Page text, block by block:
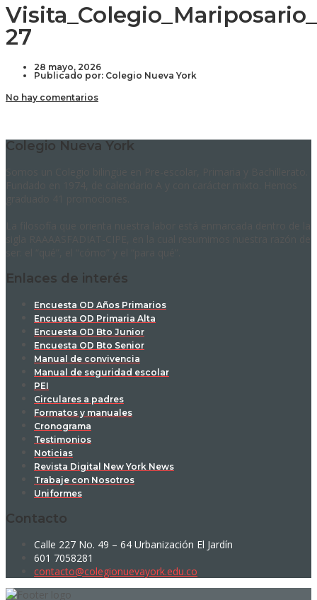
27
28 mayo, 2026
Publicado por: Colegio Nueva York
No hay comentarios
Colegio Nueva York
Enlaces de interés
Encuesta OD Años Primarios
Encuesta OD Primaria Alta
Encuesta OD Bto Junior
Encuesta OD Bto Senior
Manual de convivencia
Manual de seguridad escolar
PEI
Circulares a padres
Formatos y manuales
Cronograma
Testimonios
Noticias
Revista Digital New York News
Trabaje con Nosotros
Uniformes
Contacto
Calle 227 No. 49 – 64 Urbanización El Jardín
601 7058281
contacto@colegionuevayork.edu.co